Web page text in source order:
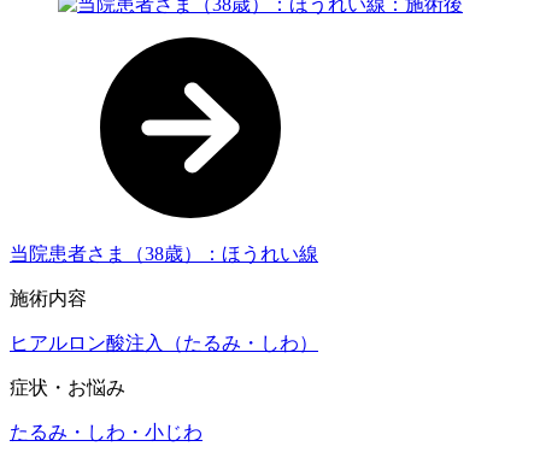
当院患者さま（38歳）：ほうれい線
施術内容
ヒアルロン酸注入（たるみ・しわ）
症状・お悩み
たるみ・しわ・小じわ